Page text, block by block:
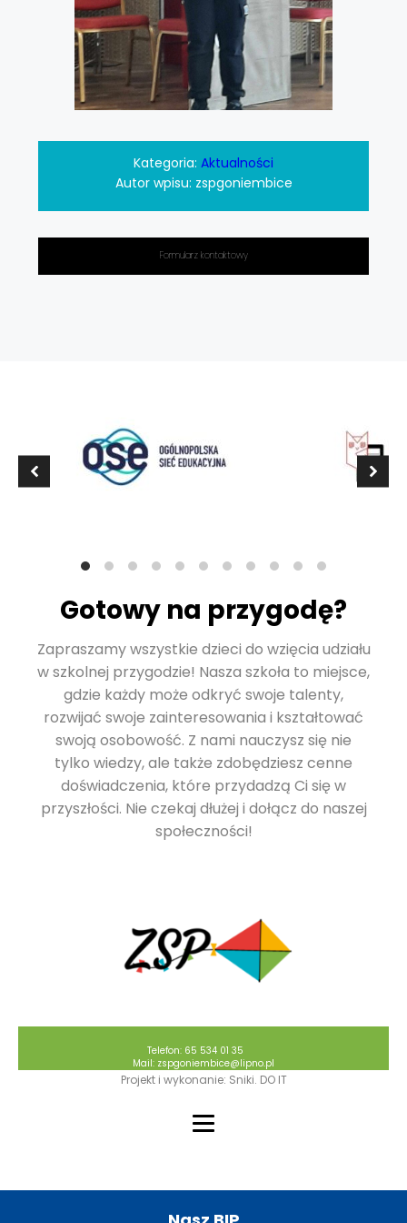
Kategoria: Aktualności
Autor wpisu: zspgoniembice
Formularz kontaktowy
Gotowy na przygodę?
Zapraszamy wszystkie dzieci do wzięcia udziału
w szkolnej przygodzie! Nasza szkoła to miejsce,
gdzie każdy może odkryć swoje talenty,
rozwijać swoje zainteresowania i kształtować
swoją osobowość. Z nami nauczysz się nie
tylko wiedzy, ale także zdobędziesz cenne
doświadczenia, które przydadzą Ci się w
przyszłości. Nie czekaj dłużej i dołącz do naszej
społeczności!
Telefon: 65 534 01 35
Mail: zspgoniembice@lipno.pl
Projekt i wykonanie: Sniki. DO IT